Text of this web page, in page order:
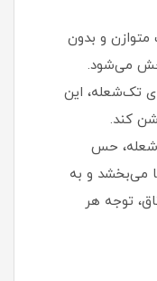
و بدون
می‌شود.
تک‌شعله، این
کند.
حس
می‌بخشد و به
توجه هر